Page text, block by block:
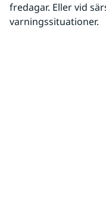
fredagar. Eller vid
varningssituationer.